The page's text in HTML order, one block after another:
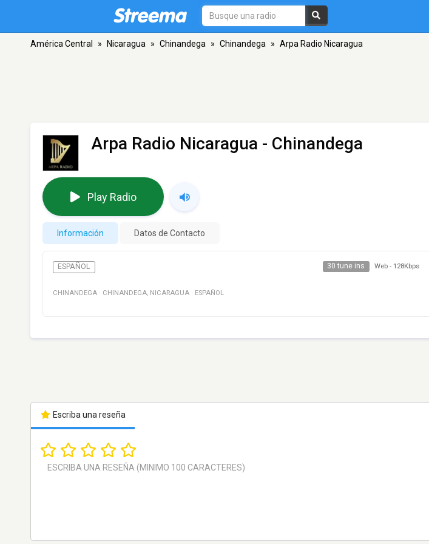
América Central » Nicaragua » Chinandega » Chinandega » Arpa Radio Nicaragua
Arpa Radio Nicaragua - Chinandega
Play Radio
Información Datos de Contacto
ESPAÑOL 30 tune ins Web - 128Kbps
CHINANDEGA · CHINANDEGA, NICARAGUA · ESPAÑOL
Escriba una reseña